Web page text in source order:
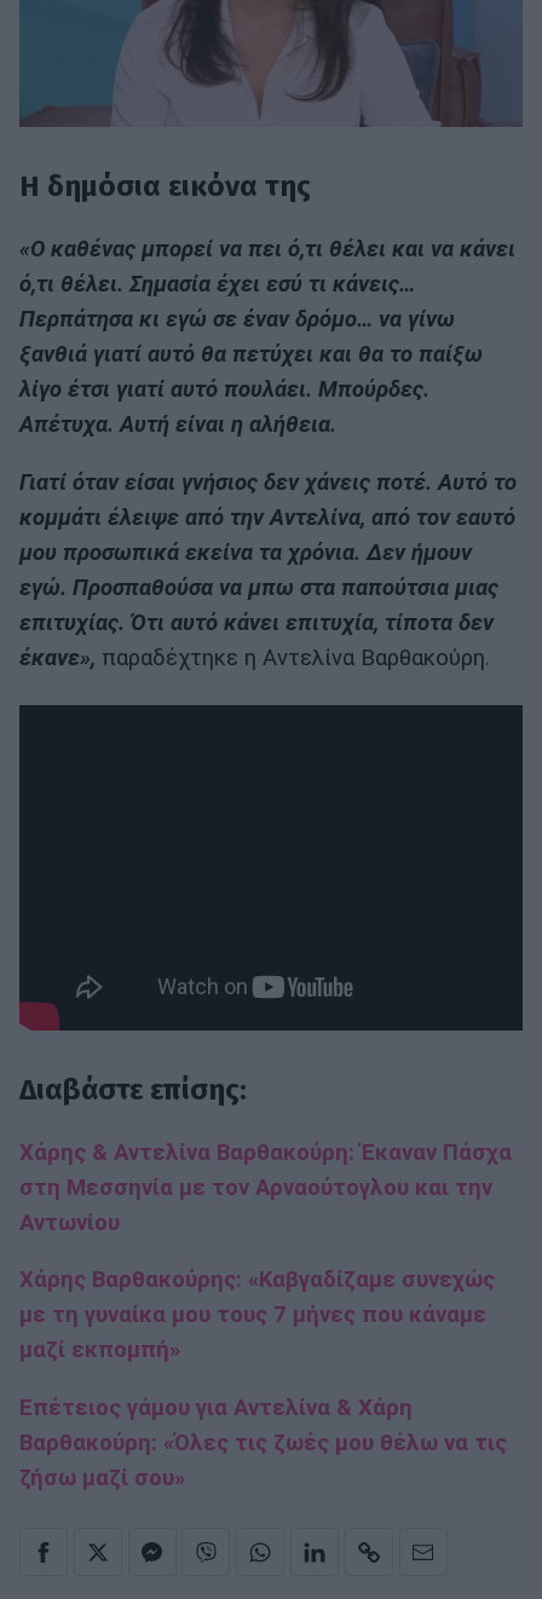
H δημόσια εικόνα της
«Ο καθένας μπορεί να πει ό,τι θέλει και να κάνει
ό,τι θέλει. Σημασία έχει εσύ τι κάνεις…
Περπάτησα κι εγώ σε έναν δρόμο… να γίνω
ξανθιά γιατί αυτό θα πετύχει και θα το παίξω
λίγο έτσι γιατί αυτό πουλάει. Μπούρδες.
Απέτυχα. Αυτή είναι η αλήθεια.
Γιατί όταν είσαι γνήσιος δεν χάνεις ποτέ. Αυτό το
κομμάτι έλειψε από την Αντελίνα, από τον εαυτό
μου προσωπικά εκείνα τα χρόνια. Δεν ήμουν
εγώ. Προσπαθούσα να μπω στα παπούτσια μιας
επιτυχίας. Ότι αυτό κάνει επιτυχία, τίποτα δεν
έκανε», παραδέχτηκε η Αντελίνα Βαρθακούρη.
Διαβάστε επίσης:
Χάρης & Αντελίνα Βαρθακούρη: Έκαναν Πάσχα
στη Μεσσηνία με τον Αρναούτογλου και την
Αντωνίου
Χάρης Βαρθακούρης: «Καβγαδίζαμε συνεχώς
με τη γυναίκα μου τους 7 μήνες που κάναμε
μαζί εκπομπή»
Επέτειος γάμου για Αντελίνα & Χάρη
Βαρθακούρη: «Όλες τις ζωές μου θέλω να τις
ζήσω μαζί σου»